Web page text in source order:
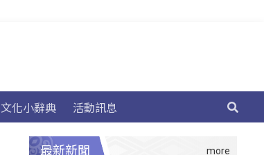
文化小辭典 活動訊息
最新新聞